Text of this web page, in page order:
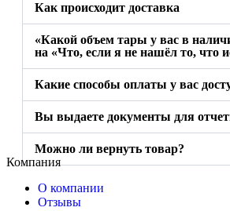
Как происходит доставка
«Какой объем тары у вас в
на «Что, если я не нашёл то, что
Какие способы оплаты у вас
Вы выдаете документы для
Можно ли вернуть товар?
Компания
О компании
Отзывы